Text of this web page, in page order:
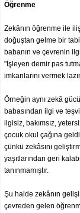
Öğrenme
Zekânın öğrenme ile
doğuştan gelme bir
babanın ve çevrenin
"İşleyen demir pas
imkanlarını vermek
Örneğin aynı zekâ
babasından ilgi ve
ilgisiz, bakımsız,
çocuk okul çağına
çünkü zekâsını
yaşıtlarından geri
tanınmamıştır.
Şu halde zekânın
çevreden gelen